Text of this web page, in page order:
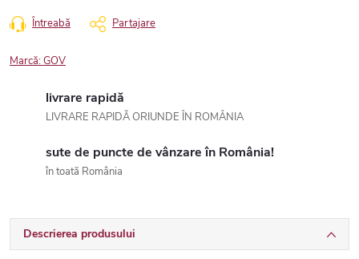
Întreabă Partajare
Marcă:GOV
livrare rapidă
LIVRARE RAPIDĂ ORIUNDE ÎN ROMÂNIA
sute de puncte de vânzare în România!
în toată România
Descrierea produsului